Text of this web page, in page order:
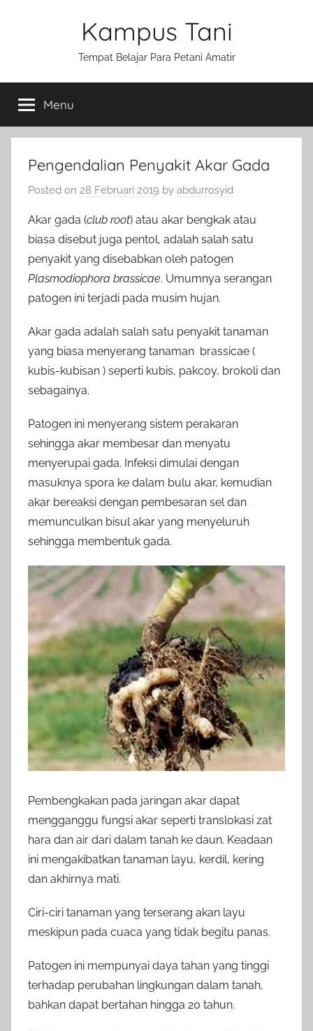
Kampus Tani
Tempat Belajar Para Petani Amatir
Menu
Pengendalian Penyakit Akar Gada
Posted on 28 Februari 2019 by abdurrosyid
Akar gada (club root) atau akar bengkak atau
biasa disebut juga pentol, adalah salah satu
penyakit yang disebabkan oleh patogen
Plasmodiophora brassicae. Umumnya serangan
patogen ini terjadi pada musim hujan.
Akar gada adalah salah satu penyakit tanaman
yang biasa menyerang tanaman brassicae (
kubis-kubisan ) seperti kubis, pakcoy, brokoli dan
sebagainya.
Patogen ini menyerang sistem perakaran
sehingga akar membesar dan menyatu
menyerupai gada. Infeksi dimulai dengan
masuknya spora ke dalam bulu akar, kemudian
akar bereaksi dengan pembesaran sel dan
memunculkan bisul akar yang menyeluruh
sehingga membentuk gada.
Pembengkakan pada jaringan akar dapat
mengganggu fungsi akar seperti translokasi zat
hara dan air dari dalam tanah ke daun. Keadaan
ini mengakibatkan tanaman layu, kerdil, kering
dan akhirnya mati.
Ciri-ciri tanaman yang terserang akan layu
meskipun pada cuaca yang tidak begitu panas.
Patogen ini mempunyai daya tahan yang tinggi
terhadap perubahan lingkungan dalam tanah,
bahkan dapat bertahan hingga 20 tahun.